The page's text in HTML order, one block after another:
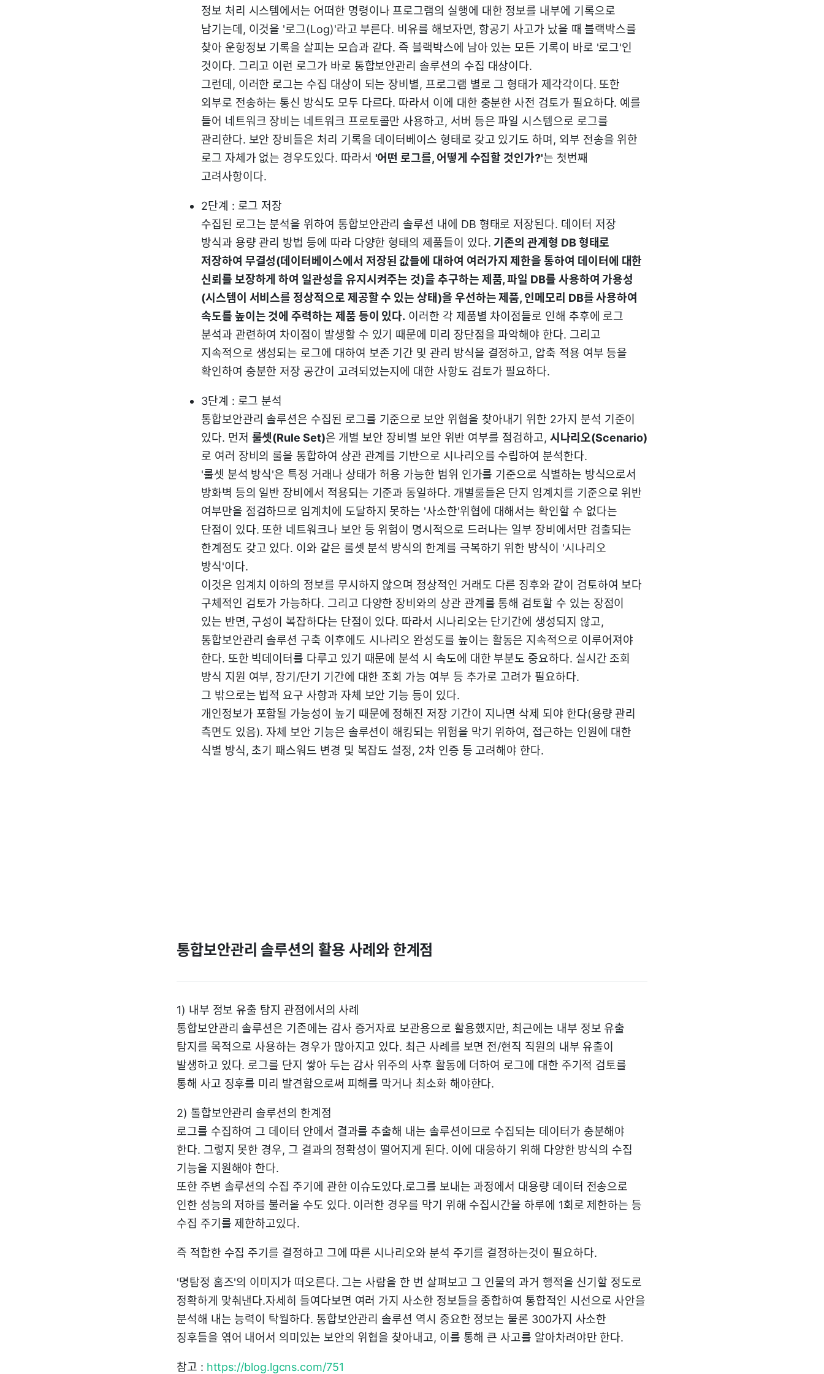
정보 처리 시스템에서는 어떠한 명령이나 프로그램의 실행에 대한 정보를 내부에 기록으로
남기는데, 이것을 '로그(Log)'라고 부른다. 비유를 해보자면, 항공기 사고가 났을 때 블랙박스를
찾아 운항정보 기록을 살피는 모습과 같다. 즉 블랙박스에 남아 있는 모든 기록이 바로 '로그'인
것이다. 그리고 이런 로그가 바로 통합보안관리 솔루션의 수집 대상이다.
그런데, 이러한 로그는 수집 대상이 되는 장비별, 프로그램 별로 그 형태가 제각각이다. 또한
외부로 전송하는 통신 방식도 모두 다르다. 따라서 이에 대한 충분한 사전 검토가 필요하다. 예를
들어 네트워크 장비는 네트워크 프로토콜만 사용하고, 서버 등은 파일 시스템으로 로그를
관리한다. 보안 장비들은 처리 기록을 데이터베이스 형태로 갖고 있기도 하며, 외부 전송을 위한
로그 자체가 없는 경우도있다. 따라서 '어떤 로그를, 어떻게 수집할 것인가?'는 첫번째
고려사항이다.
2단계 : 로그 저장
수집된 로그는 분석을 위하여 통합보안관리 솔루션 내에 DB 형태로 저장된다. 데이터 저장
방식과 용량 관리 방법 등에 따라 다양한 형태의 제품들이 있다. 기존의 관계형 DB 형태로
저장하여 무결성(데이터베이스에서 저장된 값들에 대하여 여러가지 제한을 통하여 데이터에 대한
신뢰를 보장하게 하여 일관성을 유지시켜주는 것)을 추구하는 제품, 파일 DB를 사용하여 가용성
(시스템이 서비스를 정상적으로 제공할 수 있는 상태)을 우선하는 제품, 인메모리 DB를 사용하여
속도를 높이는 것에 주력하는 제품 등이 있다. 이러한 각 제품별 차이점들로 인해 추후에 로그
분석과 관련하여 차이점이 발생할 수 있기 때문에 미리 장단점을 파악해야 한다. 그리고
지속적으로 생성되는 로그에 대하여 보존 기간 및 관리 방식을 결정하고, 압축 적용 여부 등을
확인하여 충분한 저장 공간이 고려되었는지에 대한 사항도 검토가 필요하다.
3단계 : 로그 분석
통합보안관리 솔루션은 수집된 로그를 기준으로 보안 위협을 찾아내기 위한 2가지 분석 기준이
있다. 먼저 룰셋(Rule Set)은 개별 보안 장비별 보안 위반 여부를 점검하고, 시나리오(Scenario)
로 여러 장비의 룰을 통합하여 상관 관계를 기반으로 시나리오를 수립하여 분석한다.
'룰셋 분석 방식'은 특정 거래나 상태가 허용 가능한 범위 인가를 기준으로 식별하는 방식으로서
방화벽 등의 일반 장비에서 적용되는 기준과 동일하다. 개별룰들은 단지 임계치를 기준으로 위반
여부만을 점검하므로 임계치에 도달하지 못하는 '사소한'위협에 대해서는 확인할 수 없다는
단점이 있다. 또한 네트워크나 보안 등 위험이 명시적으로 드러나는 일부 장비에서만 검출되는
한계점도 갖고 있다. 이와 같은 룰셋 분석 방식의 한계를 극복하기 위한 방식이 '시나리오
방식'이다.
이것은 임계치 이하의 정보를 무시하지 않으며 정상적인 거래도 다른 징후와 같이 검토하여 보다
구체적인 검토가 가능하다. 그리고 다양한 장비와의 상관 관계를 통해 검토할 수 있는 장점이
있는 반면, 구성이 복잡하다는 단점이 있다. 따라서 시나리오는 단기간에 생성되지 않고,
통합보안관리 솔루션 구축 이후에도 시나리오 완성도를 높이는 활동은 지속적으로 이루어져야
한다. 또한 빅데이터를 다루고 있기 때문에 분석 시 속도에 대한 부분도 중요하다. 실시간 조회
방식 지원 여부, 장기/단기 기간에 대한 조회 가능 여부 등 추가로 고려가 필요하다.
그 밖으로는 법적 요구 사항과 자체 보안 기능 등이 있다.
개인정보가 포함될 가능성이 높기 때문에 정해진 저장 기간이 지나면 삭제 되야 한다(용량 관리
측면도 있음). 자체 보안 기능은 솔루션이 해킹되는 위험을 막기 위하여, 접근하는 인원에 대한
식별 방식, 초기 패스워드 변경 및 복잡도 설정, 2차 인증 등 고려해야 한다.
통합보안관리 솔루션의 활용 사례와 한계점
1) 내부 정보 유출 탐지 관점에서의 사례
통합보안관리 솔루션은 기존에는 감사 증거자료 보관용으로 활용했지만, 최근에는 내부 정보 유출
탐지를 목적으로 사용하는 경우가 많아지고 있다. 최근 사례를 보면 전/현직 직원의 내부 유출이
발생하고 있다. 로그를 단지 쌓아 두는 감사 위주의 사후 활동에 더하여 로그에 대한 주기적 검토를
통해 사고 징후를 미리 발견함으로써 피해를 막거나 최소화 해야한다.
2) 톨합보안관리 솔루션의 한계점
로그를 수집하여 그 데이터 안에서 결과를 추출해 내는 솔루션이므로 수집되는 데이터가 충분해야
한다. 그렇지 못한 경우, 그 결과의 정확성이 떨어지게 된다. 이에 대응하기 위해 다양한 방식의 수집
기능을 지원해야 한다.
또한 주변 솔루션의 수집 주기에 관한 이슈도있다.로그를 보내는 과정에서 대용량 데이터 전송으로
인한 성능의 저하를 불러올 수도 있다. 이러한 경우를 막기 위해 수집시간을 하루에 1회로 제한하는 등
수집 주기를 제한하고있다.
즉 적합한 수집 주기를 결정하고 그에 따른 시나리오와 분석 주기를 결정하는것이 필요하다.
'명탐정 홈즈'의 이미지가 떠오른다. 그는 사람을 한 번 살펴보고 그 인물의 과거 행적을 신기할 정도로
정확하게 맞춰낸다.자세히 들여다보면 여러 가지 사소한 정보들을 종합하여 통합적인 시선으로 사안을
분석해 내는 능력이 탁월하다. 통합보안관리 솔루션 역시 중요한 정보는 물론 300가지 사소한
징후들을 엮어 내어서 의미있는 보안의 위협을 찾아내고, 이를 통해 큰 사고를 알아차려야만 한다.
참고 : https://blog.lgcns.com/751